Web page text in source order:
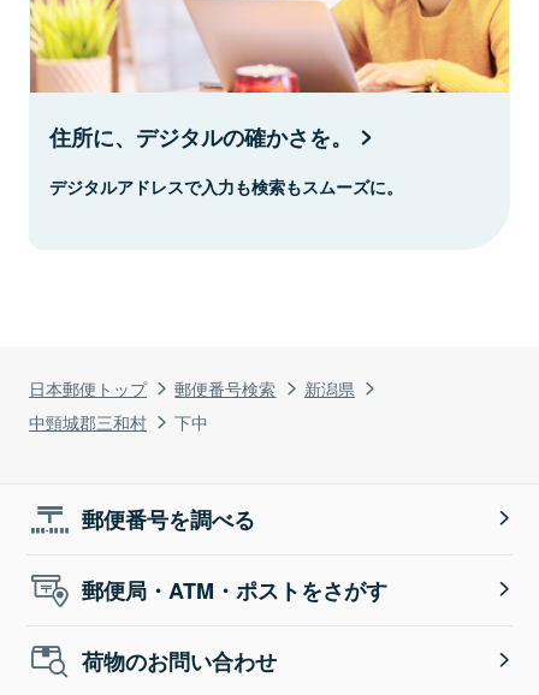
日本郵便トップ 郵便番号検索
新潟県
中頸城郡三和村
下中
住所に、デジタルの確かさを。
デジタルアドレスで入力も検索もスムーズに。
郵便番号を調べる
郵便局・ATM・ポストをさがす
荷物のお問い合わせ